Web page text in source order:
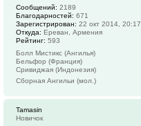
Сообщений: 2189
Благодарностей: 671
Зарегистрирован: 22 окт 2014, 20:17
Откуда: Ереван, Армения
Рейтинг: 593
Болл Мистикс (Ангилья)
Бельфор (Франция)
Сривиджая (Индонезия)
Сборная Ангильи (мол.)
Tamasin
Новичок